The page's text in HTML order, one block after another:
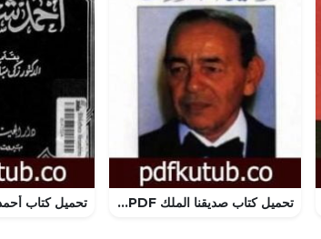
تحميل كتاب صديقنا الملك PDF تأليف جيل بيرو مجانا [كامل]